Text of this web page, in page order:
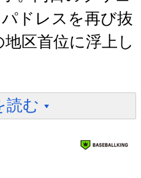
ドレスを再び抜
区首位に浮上し
読む